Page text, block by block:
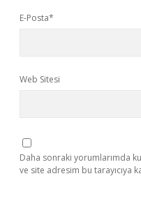
E-Posta*
Web Sitesi
Daha sonraki yorumlarımda
ve site adresim bu tarayıcıya